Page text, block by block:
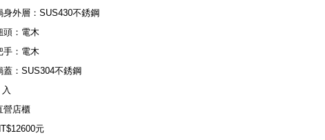
身外層：SUS430不銹鋼
頭：電木
手：電木
蓋：SUS304不銹鋼
營店櫃
元